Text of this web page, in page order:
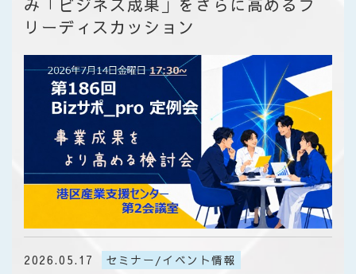
み「ビジネス成果」をさらに高めるフ
リーディスカッション
2026.05.17 セミナー/イベント情報